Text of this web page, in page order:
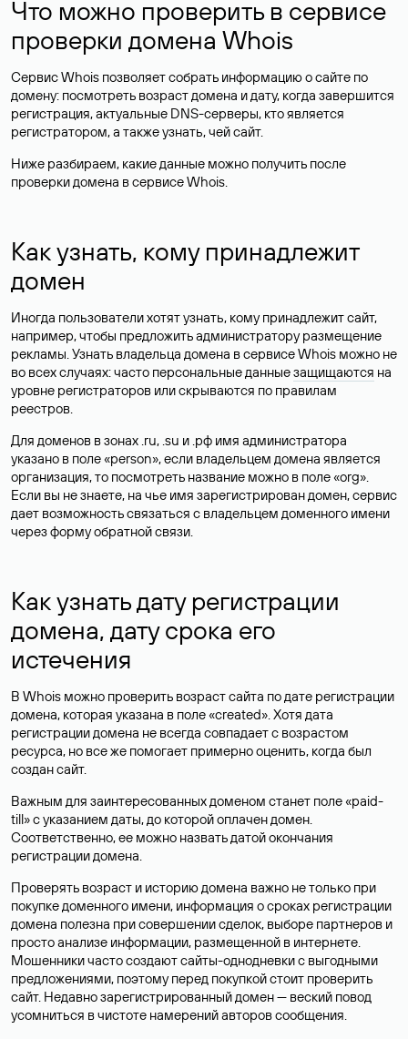
Что можно проверить в сервисе
проверки домена Whois
Сервис Whois позволяет собрать информацию о сайте по
домену: посмотреть возраст домена и дату, когда завершится
регистрация, актуальные DNS-серверы, кто является
регистратором, а также узнать, чей сайт.
Ниже разбираем, какие данные можно получить после
проверки домена в сервисе Whois.
Как узнать, кому принадлежит
домен
Иногда пользователи хотят узнать, кому принадлежит сайт,
например, чтобы предложить администратору размещение
рекламы. Узнать владельца домена в сервисе Whois можно не
во всех случаях: часто персональные данныезащищаются на
уровне регистраторов или скрываются по правилам
реестров.
Для доменов в зонах .ru, .su и .рф имя администратора
указано в поле «person», если владельцем домена является
организация, то посмотреть название можно в поле «org».
Если вы не знаете, на чье имя зарегистрирован домен, сервис
дает возможность связаться с владельцем доменного имени
через форму обратной связи.
Как узнать дату регистрации
домена, дату срока его
истечения
В Whois можно проверить возраст сайта по дате регистрации
домена, которая указана в поле «created». Хотя дата
регистрации домена не всегда совпадает с возрастом
ресурса, но все же помогает примерно оценить, когда был
создан сайт.
Важным для заинтересованных доменом станет поле «paid-
till» с указанием даты, до которой оплачен домен.
Соответственно, ее можно назвать датой окончания
регистрации домена.
Проверять возраст и историю домена важно не только при
покупке доменного имени, информация о сроках регистрации
домена полезна при совершении сделок, выборе партнеров и
просто анализе информации, размещенной в интернете.
Мошенники часто создают сайты-однодневки с выгодными
предложениями, поэтому перед покупкой стоит проверить
сайт. Недавно зарегистрированный домен — веский повод
усомниться в чистоте намерений авторов сообщения.